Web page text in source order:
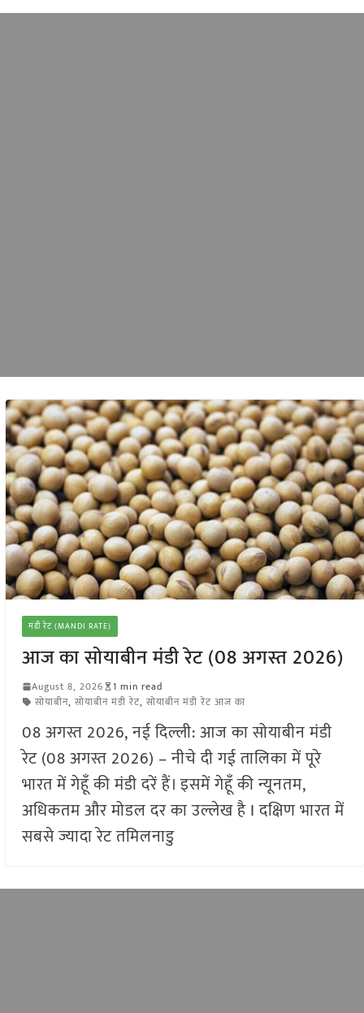
मंडी रेट (MANDI RATE)
आज का सोयाबीन मंडी रेट (08 अगस्त 2026)
August 8, 2026
1 min read
सोयाबीन, सोयाबीन मंडी रेट, सोयाबीन मंडी रेट आज का
08 अगस्त 2026, नई दिल्ली: आज का सोयाबीन मंडी
रेट (08 अगस्त 2026) – नीचे दी गई तालिका में पूरे
भारत में गेहूँ की मंडी दरें हैं। इसमें गेहूँ की न्यूनतम,
अधिकतम और मोडल दर का उल्लेख है I दक्षिण भारत में
सबसे ज्यादा रेट तमिलनाडु